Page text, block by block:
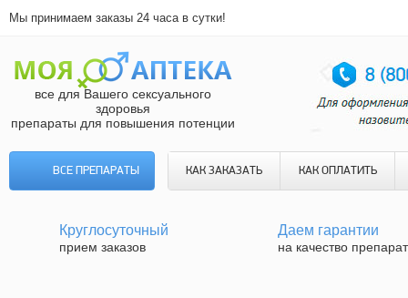
Мы принимаем заказы 24 часа в сутки!
все для Вашего сексуального
здоровья
препараты для повышения потенции
ВСЕ ПРЕПАРАТЫ КАК ЗАКАЗАТЬ КАК ОПЛАТИТЬ
Круглосуточный
прием заказов
Даем гарантии
на качество